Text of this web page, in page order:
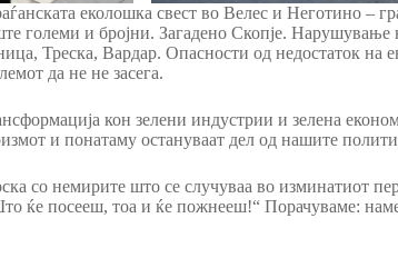
еколошка свест во Велес и Неготино –
големи и бројни. Загадено Скопје.
Треска, Вардар. Опасности од недостаток на
да не не засега.
кон зелени индустрии и зелена
и понатаму остануваат дел од нашите
со немирите што се случуваа во изминатиот
ќе посееш, тоа и ќе пожнееш!“ Порачуваме: